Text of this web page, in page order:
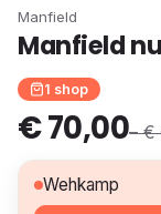
Manfield
Manfield
1 shop
€ 70,00– €
Wehkamp